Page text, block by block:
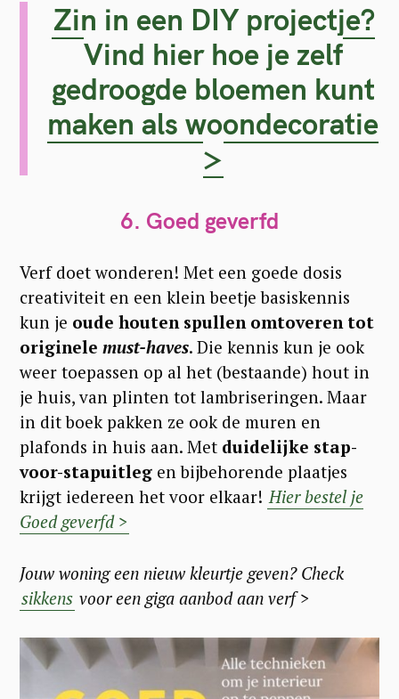
Zin in een DIY projectje?
Vind hier hoe je zelf
gedroogde bloemen kunt
maken als woondecoratie
>
6. Goed geverfd
Verf doet wonderen! Met een goede dosis
creativiteit en een klein beetje basiskennis
kun je oude houten spullen omtoveren tot
originele must-haves. Die kennis kun je ook
weer toepassen op al het (bestaande) hout in
je huis, van plinten tot lambriseringen. Maar
in dit boek pakken ze ook de muren en
plafonds in huis aan. Met duidelijke stap-
voor-stapuitleg en bijbehorende plaatjes
krijgt iedereen het voor elkaar! Hier bestel je
Goed geverfd >
Jouw woning een nieuw kleurtje geven? Check
sikkens voor een giga aanbod aan verf >